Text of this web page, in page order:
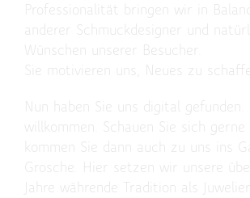
Professionalität bringen wir in
anderer Schmuckdesigner und
Wünschen unserer Besucher.
Sie motivieren uns, Neues zu
Nun haben Sie uns digital gefunden.
willkommen. Schauen Sie sich gerne
kommen Sie dann auch zu uns ins
Grosche. Hier setzen wir unsere
Jahre währende Tradition als